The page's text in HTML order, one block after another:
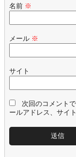
名前 ※
メール ※
サイト
次回のコメント
ールアドレス、サイ